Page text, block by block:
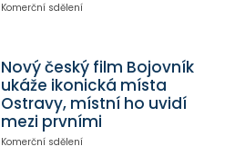
Komerční sdělení
Nový český film Bojovník
ukáže ikonická místa
Ostravy, místní ho uvidí
mezi prvními
Komerční sdělení